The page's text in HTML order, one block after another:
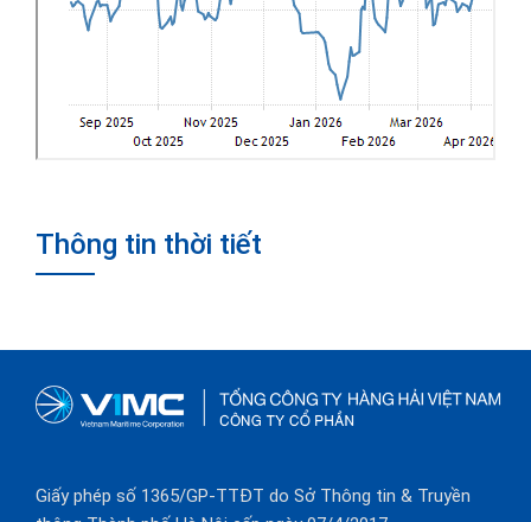
Thông tin thời tiết
Giấy phép số 1365/GP-TTĐT do Sở Thông tin & Truyền